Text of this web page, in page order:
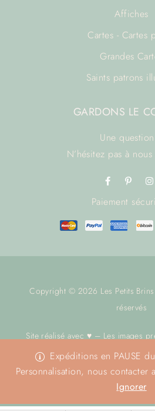
Expéditions en PAUSE
Personnalisation, nous contacter
Ignorer
Affiches
Cartes - Cartes
Grandes
Saints patrons
GARDONS LE
Une
N’hésitez pas à
Paiement
Copyright © 2026 Les Petits
réservés
Site réalisé avec ♥ – Les images
sont pas libres de droit.Nous
Merci